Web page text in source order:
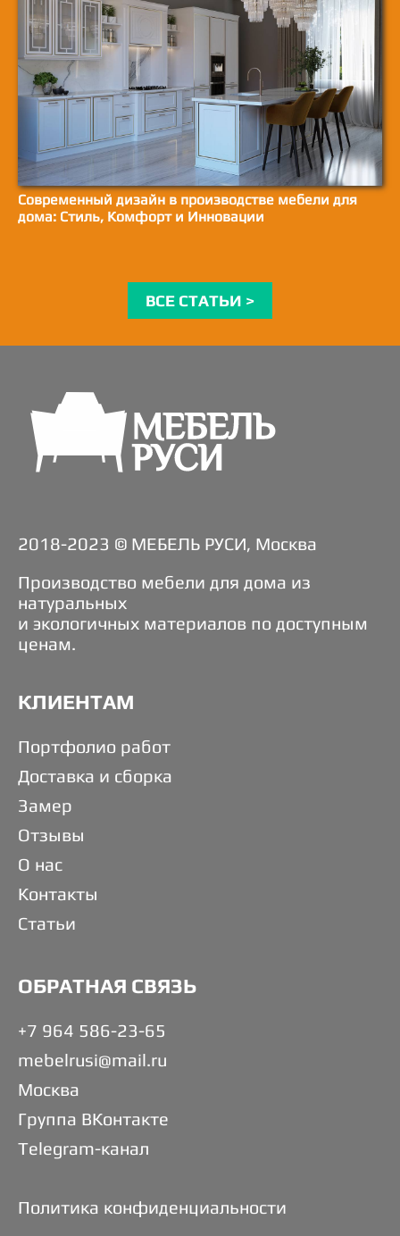
Современный дизайн в производстве мебели для
дома: Стиль, Комфорт и Инновации
ВСЕ СТАТЬИ >
2018-2023 © МЕБЕЛЬ РУСИ, Москва
Производство мебели для дома из
натуральных
и экологичных материалов по доступным
ценам.
КЛИЕНТАМ
Портфолио работ
Доставка и сборка
Замер
Отзывы
О нас
Контакты
Статьи
ОБРАТНАЯ СВЯЗЬ
+7 964 586-23-65
mebelrusi@mail.ru
Москва
Группа ВКонтакте
Telegram-канал
Политика конфиденциальности